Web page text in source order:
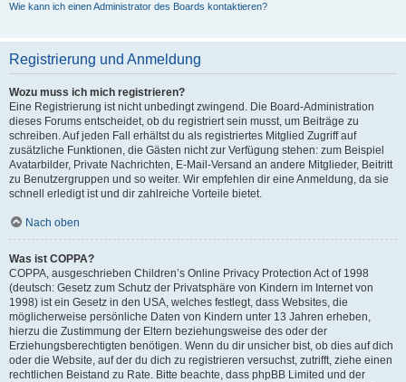
Wie kann ich einen Administrator des Boards kontaktieren?
Registrierung und Anmeldung
Wozu muss ich mich registrieren?
Eine Registrierung ist nicht unbedingt zwingend. Die Board-Administration
dieses Forums entscheidet, ob du registriert sein musst, um Beiträge zu
schreiben. Auf jeden Fall erhältst du als registriertes Mitglied Zugriff auf
zusätzliche Funktionen, die Gästen nicht zur Verfügung stehen: zum Beispiel
Avatarbilder, Private Nachrichten, E-Mail-Versand an andere Mitglieder, Beitritt
zu Benutzergruppen und so weiter. Wir empfehlen dir eine Anmeldung, da sie
schnell erledigt ist und dir zahlreiche Vorteile bietet.
Nach oben
Was ist COPPA?
COPPA, ausgeschrieben Children’s Online Privacy Protection Act of 1998
(deutsch: Gesetz zum Schutz der Privatsphäre von Kindern im Internet von
1998) ist ein Gesetz in den USA, welches festlegt, dass Websites, die
möglicherweise persönliche Daten von Kindern unter 13 Jahren erheben,
hierzu die Zustimmung der Eltern beziehungsweise des oder der
Erziehungsberechtigten benötigen. Wenn du dir unsicher bist, ob dies auf dich
oder die Website, auf der du dich zu registrieren versuchst, zutrifft, ziehe einen
rechtlichen Beistand zu Rate. Bitte beachte, dass phpBB Limited und der